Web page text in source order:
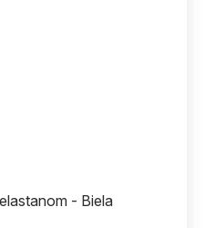
- Biela